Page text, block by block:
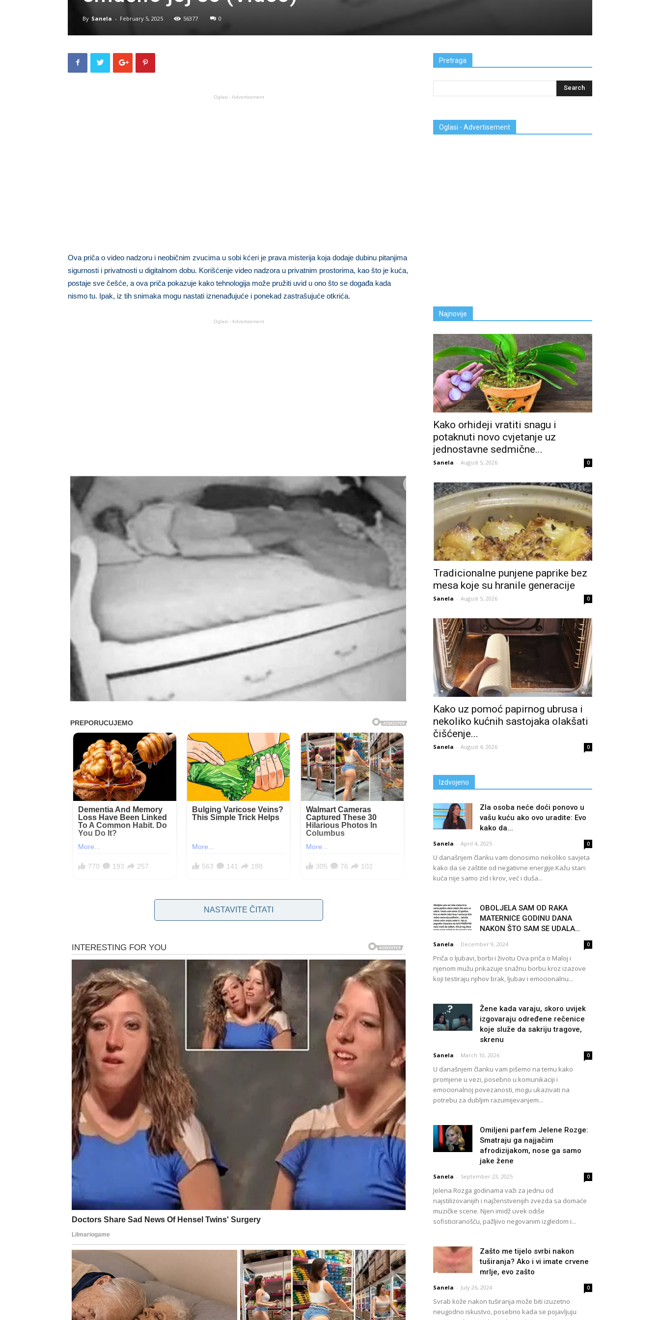
By Sanela - February 5, 2025 56377 0
Oglasi - Advertisement
Ova priča o video nadzoru i neobičnim zvucima u sobi kćeri je prava misterija koja dodaje dubinu pitanjima
sigurnosti i privatnosti u digitalnom dobu. Korišćenje video nadzora u privatnim prostorima, kao što je kuća,
postaje sve češće, a ova priča pokazuje kako tehnologija može pružiti uvid u ono što se događa kada
nismo tu. Ipak, iz tih snimaka mogu nastati iznenađujuće i ponekad zastrašujuće otkrića.
Oglasi - Advertisement
Skrivene kamere i etička pitanja
privatnosti, etici i granicama koje postavljamo u porodici. Iako je njena zabrinutost bila opravdana, pitanje
ostaje – je li postavljanje skrivene kamere pravo rješenje? I da li su takvi postupci opravdani, čak i u slučaju
da je sigurnost ugrožena? Neki bi tvrdili da je ovo prekomjeran ulazak u privatnost, dok bi drugi smatrali da
je to odgovorna reakcija na zabrinutost o sigurnosti svog djeteta.
Paranoja, šala ili stvarno prijetnja?
Šok koji je uslijedio nakon što je majka pregledala snimak nepoznate osobe izlazeći ispod kreveta njene
kćeri, sigurno je izazvao i dodatnu konfuziju i paniku. Video nadzor u ovoj situaciji stvara prostor za razne
teorije – da li je to paranormalna pojava, smišljena šala, ili stvarno prijetnja? Sa svim naglim pojavama
misteroznih događaja, ljudi često skloniji da odmah pretpostave najgore scenarije. Komentari na
društvenim mrežama donose različita objašnjenja, ali bez konkretnog objašnjenja, ostaje samo prostor za
nagađanja.
Ova situacija podseća nas na to kako tehnologija, koja bi trebala pomoći u očuvanju sigurnosti, može
takođe otvoriti vrata za nepredvidljive i nelagodne situacije. Iako je uobičajeno da se postavljaju kamere u
domovima, nije uvek jasno kako to utiče na međuljudske odnose i poverenje među članovima porodice.
NASTAVITE ČITATI
Pretraga
Oglasi - Advertisement
Najnovije
Kako orhideji vratiti snagu i
potaknuti novo cvjetanje uz
jednostavne sedmične...
Sanela - August 5, 2026 0
Tradicionalne punjene paprike bez
mesa koje su hranile generacije
Sanela - August 5, 2026 0
Kako uz pomoć papirnog ubrusa i
nekoliko kućnih sastojaka olakšati
čišćenje...
Sanela - August 4, 2026 0
Izdvojeno
Zla osoba neće doći ponovo u
vašu kuću ako ovo uradite: Evo
kako da...
Sanela - April 4, 2025 0
U današnjem članku vam donosimo nekoliko savjeta
kako da se zaštite od negativne energije.Kažu stari:
kuća nije samo zid i krov, već i duša...
OBOLJELA SAM OD RAKA
MATERNICE GODINU DANA
NAKON ŠTO SAM SE UDALA…
Sanela - December 9, 2024 0
Priča o ljubavi, borbi i životu Ova priča o Maloj i
njenom mužu prikazuje snažnu borbu kroz izazove
koji testiraju njihov brak, ljubav i emocionalnu...
Žene kada varaju, skoro uvijek
izgovaraju određene rečenice
koje služe da sakriju tragove,
skrenu
Sanela - March 10, 2026 0
U današnjem članku vam pišemo na temu kako
promjene u vezi, posebno u komunikaciji i
emocionalnoj povezanosti, mogu ukazivati na
potrebu za dubljim razumijevanjem...
Omiljeni parfem Jelene Rozge:
Smatraju ga najjačim
afrodizijakom, nose ga samo
jake žene
Sanela - September 23, 2025 0
Jelena Rozga godinama važi za jednu od
najstilizovanijih i najženstvenijih zvezda sa domaće
muzičke scene. Njen imidž uvek odiše
sofisticiranošću, pažljivo negovanim izgledom i...
Zašto me tijelo svrbi nakon
tuširanja? Ako i vi imate crvene
mrlje, evo zašto
Sanela - July 26, 2024 0
Svrab kože nakon tuširanja može biti izuzetno
neugodno iskustvo, posebno kada se pojavljuju